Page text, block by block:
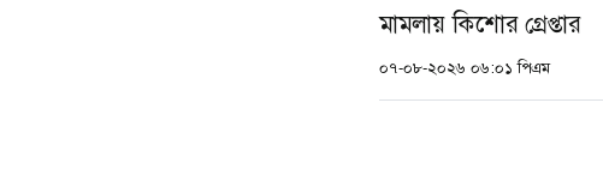
মামলায় কিশোর গ্রেপ্তার
০৭-০৮-২০২৬ ০৬:০১ পিএম